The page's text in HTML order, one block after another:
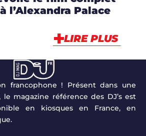
l’Alexandra Palace
LIRE PLUS
francophone ! Présent dans une
magazine référence des DJ’s est
en kiosques en France, en